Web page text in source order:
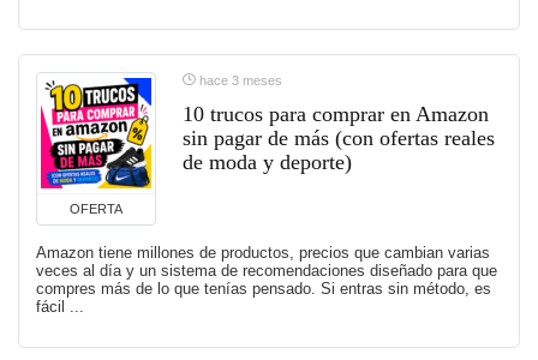
OFERTA
hace 3 meses
10 trucos para comprar en Amazon
sin pagar de más (con ofertas reales
de moda y deporte)
Amazon tiene millones de productos, precios que cambian varias
veces al día y un sistema de recomendaciones diseñado para que
compres más de lo que tenías pensado. Si entras sin método, es
fácil ...